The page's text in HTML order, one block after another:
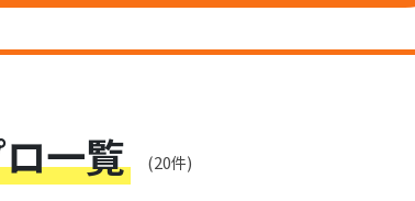
一覧 (20件)